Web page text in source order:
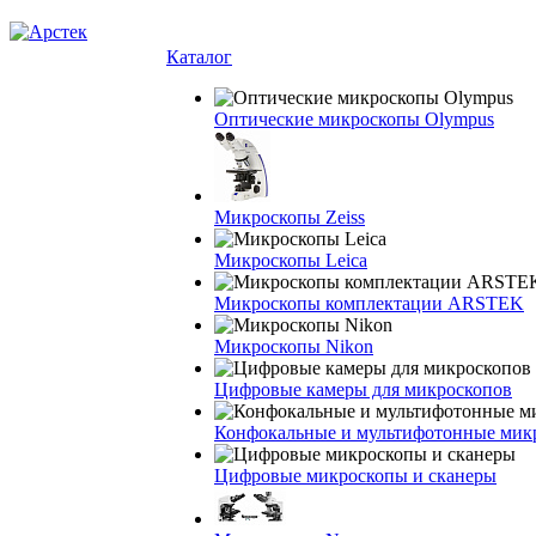
Каталог
Оптические микроскопы Olympus
Микроскопы Zeiss
Микроскопы Leica
Микроскопы комплектации ARSTEK
Микроскопы Nikon
Цифровые камеры для микроскопов
Конфокальные и мультифотонные
Цифровые микроскопы и сканеры